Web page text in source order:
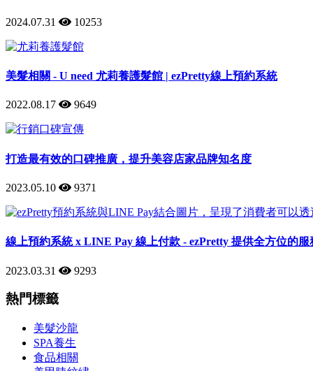
2024.07.31 10253
美髮相關 - U need 尤莉養護髮館 | ezPretty線上預約系統
2022.08.17 9649
打造最有效的口碑推廣，提升美容店家品牌知名度
2023.05.10 9371
線上預約系統 x LINE Pay 線上付款 - ezPretty 提供全方位的服
2023.03.31 9293
熱門標籤
美髮沙龍
SPA養生
食品相關